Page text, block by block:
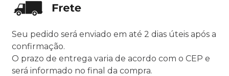
Seu pedido será enviado em até 2 dias úteis após a
confirmação.
O prazo de entrega varia de acordo com o CEP e
será informado no final da compra.